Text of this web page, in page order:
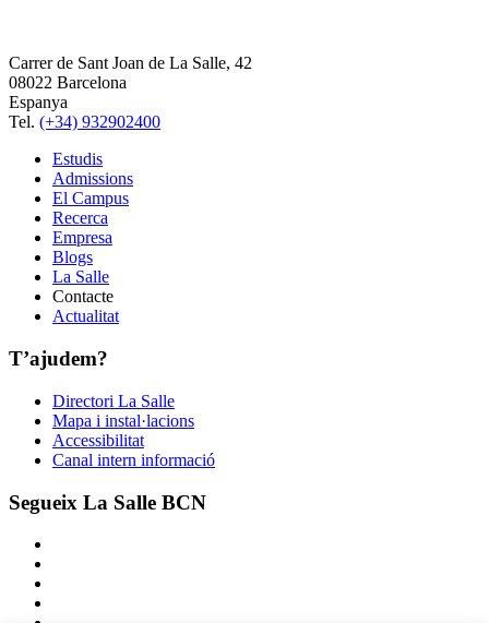
Carrer de Sant Joan de La Salle, 42
08022 Barcelona
Espanya
Tel. (+34) 932902400
Estudis
Admissions
El Campus
Recerca
Empresa
Blogs
La Salle
Contacte
Actualitat
T’ajudem?
Directori La Salle
Mapa i instal·lacions
Accessibilitat
Canal intern informació
Segueix La Salle BCN